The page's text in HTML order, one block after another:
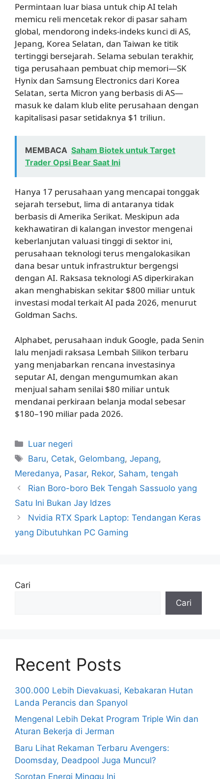
Permintaan luar biasa untuk chip AI telah
memicu reli mencetak rekor di pasar saham
global, mendorong indeks-indeks kunci di AS,
Jepang, Korea Selatan, dan Taiwan ke titik
tertinggi bersejarah. Selama sebulan terakhir,
tiga perusahaan pembuat chip memori—SK
Hynix dan Samsung Electronics dari Korea
Selatan, serta Micron yang berbasis di AS—
masuk ke dalam klub elite perusahaan dengan
kapitalisasi pasar setidaknya $1 triliun.
MEMBACA Saham Biotek untuk Target
Trader Opsi Bear Saat Ini
Hanya 17 perusahaan yang mencapai tonggak
sejarah tersebut, lima di antaranya tidak
berbasis di Amerika Serikat. Meskipun ada
kekhawatiran di kalangan investor mengenai
keberlanjutan valuasi tinggi di sektor ini,
perusahaan teknologi terus mengalokasikan
dana besar untuk infrastruktur bergengsi
dengan AI. Raksasa teknologi AS diperkirakan
akan menghabiskan sekitar $800 miliar untuk
investasi modal terkait AI pada 2026, menurut
Goldman Sachs.
Alphabet, perusahaan induk Google, pada Senin
lalu menjadi raksasa Lembah Silikon terbaru
yang menjabarkan rencana investasinya
seputar AI, dengan mengumumkan akan
menjual saham senilai $80 miliar untuk
mendanai perkiraan belanja modal sebesar
$180–190 miliar pada 2026.
Kategori
Luar negeri
Tag
Baru, Cetak, Gelombang,Jepang,
Meredanya, Pasar, Rekor, Saham, tengah
Rian Boro-boro Bek Tengah Sassuolo yang
Satu Ini Bukan Jay Idzes
Nvidia RTX Spark Laptop: Tendangan Keras
yang Dibutuhkan PC Gaming
Cari
Cari
Recent Posts
300.000 Lebih Dievakuasi, Kebakaran Hutan
Landa Perancis dan Spanyol
Mengenal Lebih Dekat Program Triple Win dan
Aturan Bekerja di Jerman
Baru Lihat Rekaman Terbaru Avengers:
Doomsday, Deadpool Juga Muncul?
Sorotan Energi Minggu Ini